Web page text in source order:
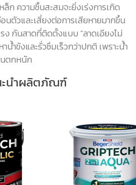
ก ความชื้นสะสมจะยิ่งเร่งการเกิด
นตัวและเสี่ยงต่อการเสียหายมากขึ้น
ง กันสาดที่ติดตั้งแบบ “ลาดเอียงไม่
ำขังและรั่วซึมเร็วกว่าปกติ เพราะน้ำ
ตกหนัก
นำผลิตภัณฑ์